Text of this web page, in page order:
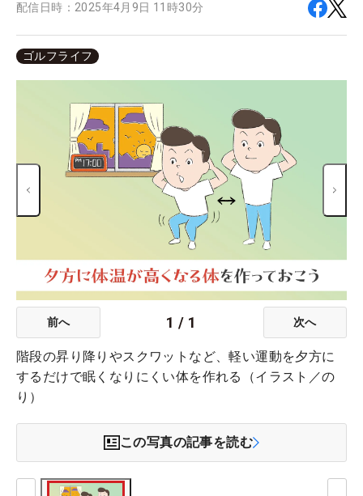
配信日時： 2025年4月9日 11時30分
ゴルフライフ
前へ 1 / 1 次へ
階段の昇り降りやスクワットなど、軽い運動を夕方に
するだけで眠くなりにくい体を作れる（イラスト／の
り）
この写真の記事を読む